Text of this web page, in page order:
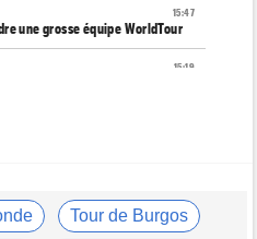
15:47
une grosse équipe WorldTour
15:19
TV de la 7e étape du Tour
un terme à sa saison 2026
Tour de Burgos